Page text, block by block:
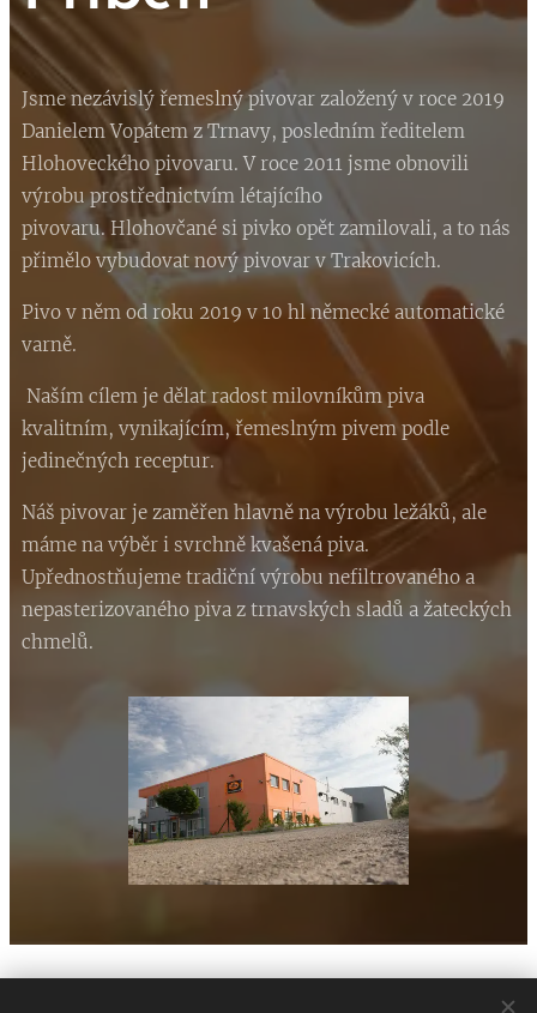
Jsme nezávislý řemeslný pivovar založený v roce 2019
Danielem Vopátem z Trnavy, posledním ředitelem
Hlohoveckého pivovaru. V roce 2011 jsme obnovili
výrobu prostřednictvím létajícího
pivovaru. Hlohovčané si pivko opět zamilovali, a to nás
přimělo vybudovat nový pivovar v Trakovicích.
Pivo v něm od roku 2019 v 10 hl německé automatické
varně.
Naším cílem je dělat radost milovníkům piva
kvalitním, vynikajícím, řemeslným pivem podle
jedinečných receptur.
Náš pivovar je zaměřen hlavně na výrobu ležáků, ale
máme na výběr i svrchně kvašená piva.
Upřednostňujeme tradiční výrobu nefiltrovaného a
nepasterizovaného piva z trnavských sladů a žateckých
chmelů.